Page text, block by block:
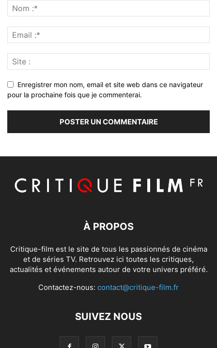
Enregistrer mon nom, email et site web dans ce navigateur
pour la prochaine fois que je commenterai.
À PROPOS
Critique-film est le site de tous les passionnés de cinéma
et de séries TV. Retrouvez ici toutes les critiques,
actualités et événements autour de votre univers préféré.
Contactez-nous: contact@critique-film.fr
SUIVEZ NOUS